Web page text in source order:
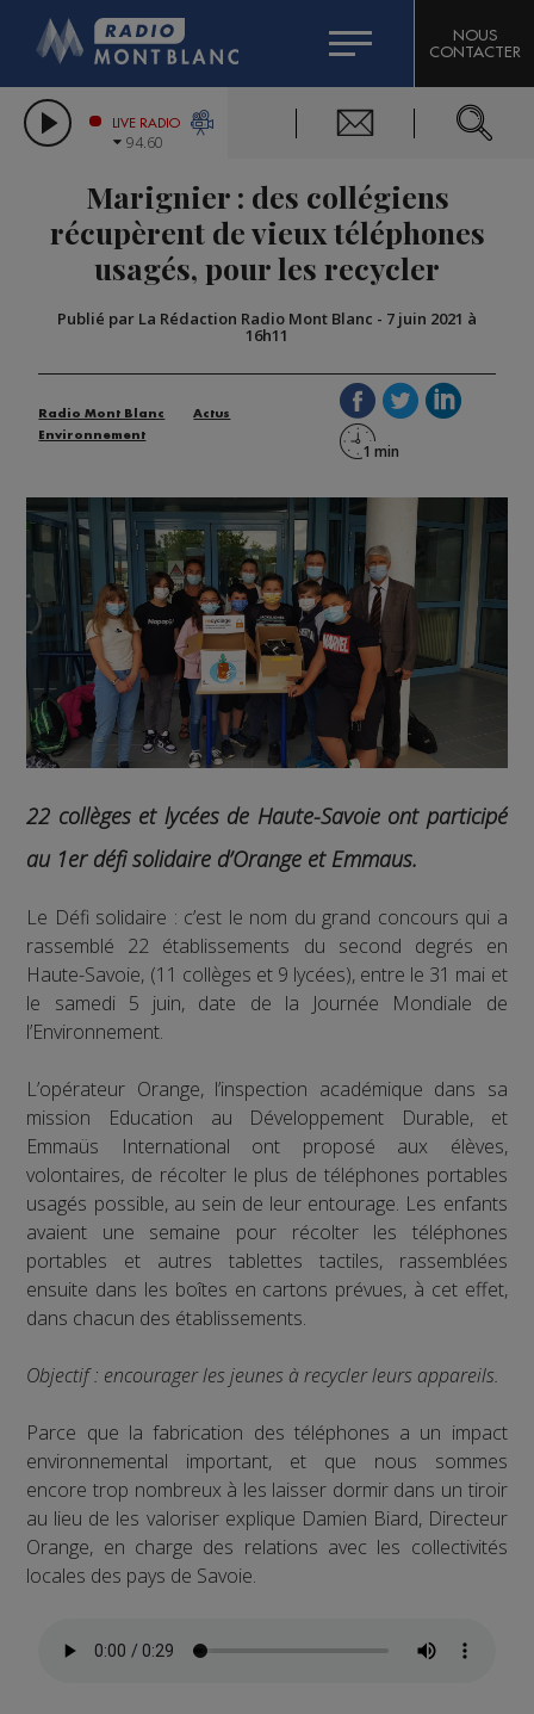
LES CHRONIQUES DE L'EXPERT
CITIZEN MACHINERY
GRAND MASSIF DOMAINES SKIABLES
BIGARD
COMPAGNIE DU MONT-BLANC
NOUS
CONTACTER
LIVE RADIO
94.60
Marignier : des collégiens
récupèrent de vieux téléphones
usagés, pour les recycler
Publié par La Rédaction Radio Mont Blanc - 7 juin 2021 à
16h11
Radio Mont Blanc
Actus
Environnement
22 collèges et lycées de Haute-Savoie ont participé
au 1er défi solidaire d’Orange et Emmaus.
Le Défi solidaire : c’est le nom du grand concours qui a
rassemblé 22 établissements du second degrés en
Haute-Savoie, (11 collèges et 9 lycées), entre le 31 mai et
le samedi 5 juin, date de la Journée Mondiale de
l’Environnement.
L’opérateur Orange, l’inspection académique dans sa
mission Education au Développement Durable, et
Emmaüs International ont proposé aux élèves,
volontaires, de récolter le plus de téléphones portables
usagés possible, au sein de leur entourage. Les enfants
avaient une semaine pour récolter les téléphones
portables et autres tablettes tactiles, rassemblées
ensuite dans les boîtes en cartons prévues, à cet effet,
dans chacun des établissements.
Objectif : encourager les jeunes à recycler leurs appareils.
Parce que la fabrication des téléphones a un impact
environnemental important, et que nous sommes
encore trop nombreux à les laisser dormir dans un tiroir
au lieu de les valoriser explique Damien Biard, Directeur
Orange, en charge des relations avec les collectivités
locales des pays de Savoie.